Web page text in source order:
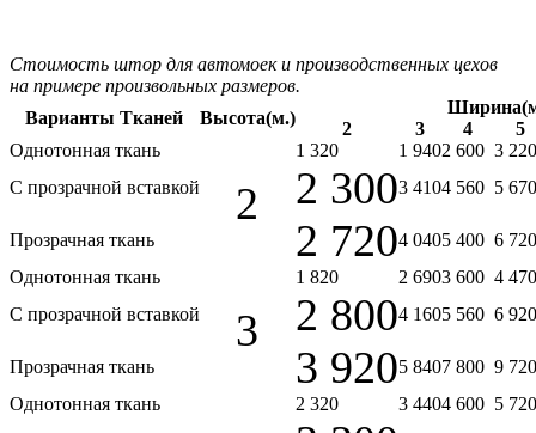
Стоимость штор для автомоек и производственных цехов
на примере произвольных размеров.
Варианты Тканей
Высота(м.)
2
3 4
5
Однотонная ткань
2
1 320 1 9402 600 3 220
С прозрачной вставкой
2 3003 4104 560 5 670
Прозрачная ткань 2 7204 0405 400 6 720
Однотонная ткань
3
1 820 2 6903 600 4 470
С прозрачной вставкой
2 8004 1605 560 6 920
Прозрачная ткань 3 9205 8407 800 9 720
Однотонная ткань
2 320 3 4404 600 5 720